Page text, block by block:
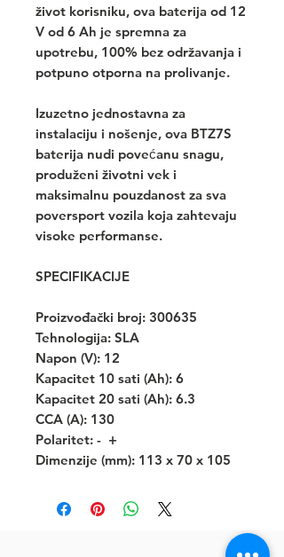
život korisniku, ova baterija od 12
V od 6 Ah je spremna za
upotrebu, 100% bez održavanja i
potpuno otporna na prolivanje.
Izuzetno jednostavna za
instalaciju i nošenje, ova BTZ7S
baterija nudi povećanu snagu,
produženi životni vek i
maksimalnu pouzdanost za sva
poversport vozila koja zahtevaju
visoke performanse.
SPECIFIKACIJE
Proizvođački broj: 300635
Tehnologija: SLA
Napon (V): 12
Kapacitet 10 sati (Ah): 6
Kapacitet 20 sati (Ah): 6.3
CCA (A): 130
Polaritet: -  +
Dimenzije (mm): 113 x 70 x 105